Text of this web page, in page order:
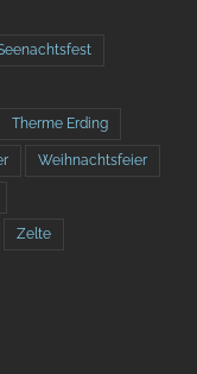
Therme Erding
Weihnachtsfeier
Zelte